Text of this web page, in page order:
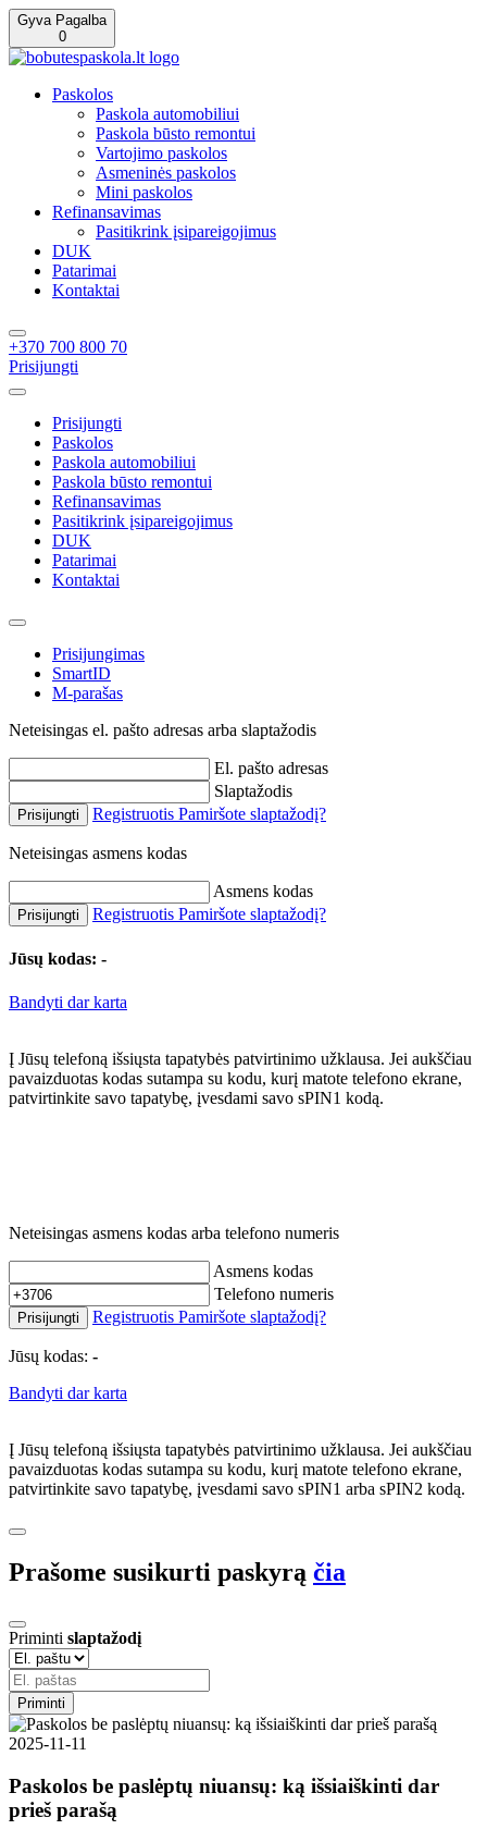
Gyva Pagalba
0
Paskolos
Paskola automobiliui
Paskola būsto remontui
Vartojimo paskolos
Asmeninės paskolos
Mini paskolos
Refinansavimas
Pasitikrink įsipareigojimus
DUK
Patarimai
Kontaktai
+370 700 800 70
Prisijungti
Prisijungti
Paskolos
Paskola automobiliui
Paskola būsto remontui
Refinansavimas
Pasitikrink įsipareigojimus
DUK
Patarimai
Kontaktai
Prisijungimas
SmartID
M-parašas
Neteisingas el. pašto adresas arba slaptažodis
El. pašto adresas
Slaptažodis
Prisijungti Registruotis Pamiršote slaptažodį?
Neteisingas asmens kodas
Asmens kodas
Prisijungti Registruotis Pamiršote slaptažodį?
Jūsų kodas: -
Bandyti dar karta
Į Jūsų telefoną išsiųsta tapatybės patvirtinimo užklausa. Jei aukščiau
pavaizduotas kodas sutampa su kodu, kurį matote telefono ekrane,
patvirtinkite savo tapatybę, įvesdami savo sPIN1 kodą.
Neteisingas asmens kodas arba telefono numeris
Asmens kodas
Telefono numeris
Prisijungti Registruotis Pamiršote slaptažodį?
Jūsų kodas: -
Bandyti dar karta
Į Jūsų telefoną išsiųsta tapatybės patvirtinimo užklausa. Jei aukščiau
pavaizduotas kodas sutampa su kodu, kurį matote telefono ekrane,
patvirtinkite savo tapatybę, įvesdami savo sPIN1 arba sPIN2 kodą.
Prašome susikurti paskyrą čia
Priminti slaptažodį
Priminti
2025-11-11
Paskolos be paslėptų niuansų: ką išsiaiškinti dar
prieš parašą